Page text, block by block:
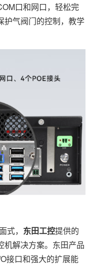
口和网口，轻松完
护气阀门的控制，教学
， 东田工控提供的
机解决方案。东田产品
接口和强大的扩展能